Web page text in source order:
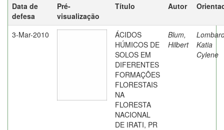
Data de
defesa
Pré-
visualização
Título Autor
3-Mar-2010
ÁCIDOS
HÚMICOS DE
SOLOS EM
DIFERENTES
FORMAÇÕES
FLORESTAIS
NA
FLORESTA
NACIONAL
DE IRATI, PR
Blum,
Hilbert
Katia
Cylene